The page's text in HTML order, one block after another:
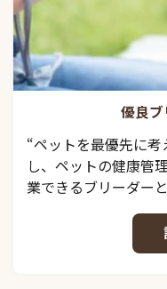
優良
“ペットを最優先に
し、ペットの健康管
業できるブリーダー